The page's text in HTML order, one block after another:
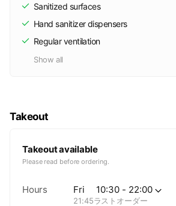
Sanitized surfaces
Hand sanitizer dispensers
Regular ventilation
Show all
Takeout
Takeout available
Please read before ordering.
Hours Fri 10:30 - 22:00
21:45ラストオーダー